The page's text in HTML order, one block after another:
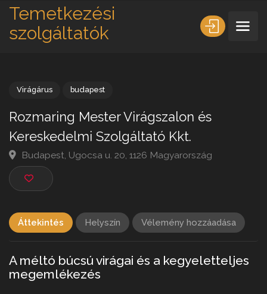
Temetkezési
szolgáltatók
Rozmaring Mester Virágszalon és
Kereskedelmi Szolgáltató Kkt.
Budapest, Ugocsa u. 20, 1126 Magyarország
Áttekintés Helyszín Vélemény hozzáadása
A méltó búcsú virágai és a kegyeletteljes
megemlékezés